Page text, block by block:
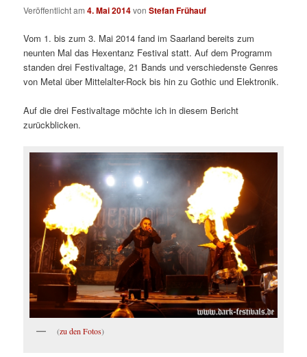
Veröffentlicht am4. Mai 2014vonStefan Frühauf
Vom 1. bis zum 3. Mai 2014 fand im Saarland bereits zum
neunten Mal das Hexentanz Festival statt. Auf dem Programm
standen drei Festivaltage, 21 Bands und verschiedenste Genres
von Metal über Mittelalter-Rock bis hin zu Gothic und Elektronik.
Auf die drei Festivaltage möchte ich in diesem Bericht
zurückblicken.
(zu den Fotos)